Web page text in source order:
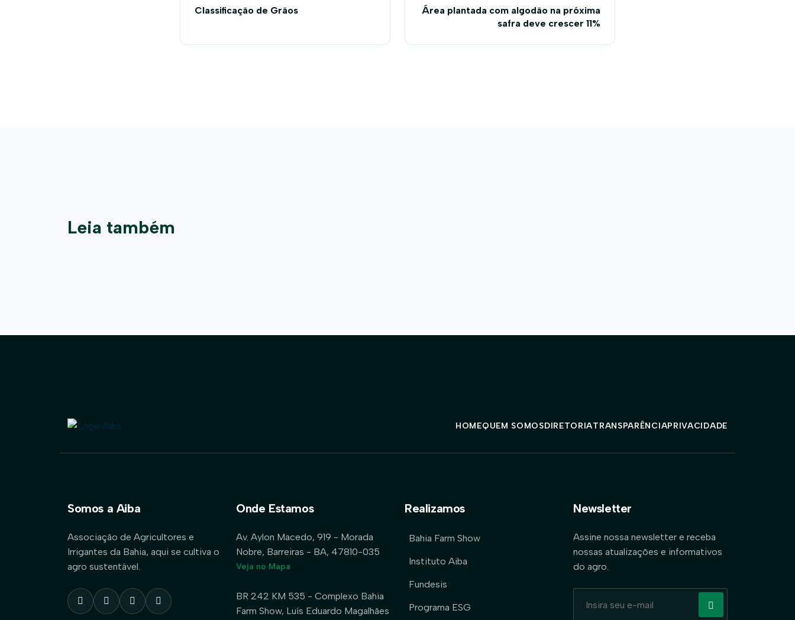
Classificação de Grãos
Área plantada com algodão na próxima
safra deve crescer 11%
Leia também
HOMEQUEM SOMOSDIRETORIATRANSPARÊNCIAPRIVACIDADE
Somos a Aiba
Associação de Agricultores e
Irrigantes da Bahia, aqui se cultiva o
agro sustentável.
Onde Estamos
Av. Aylon Macedo, 919 - Morada
Nobre, Barreiras - BA, 47810-035
Veja no Mapa
BR 242 KM 535 - Complexo Bahia
Farm Show, Luís Eduardo Magalhães
Realizamos
Bahia Farm Show
Instituto Aiba
Fundesis
Programa ESG
Newsletter
Assine nossa newsletter e receba
nossas atualizações e informativos
do agro.